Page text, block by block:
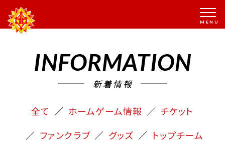
INFORMATION
新着情報
全て ホームゲーム情報
チケット
ファンクラブ
グッズ
トップチーム